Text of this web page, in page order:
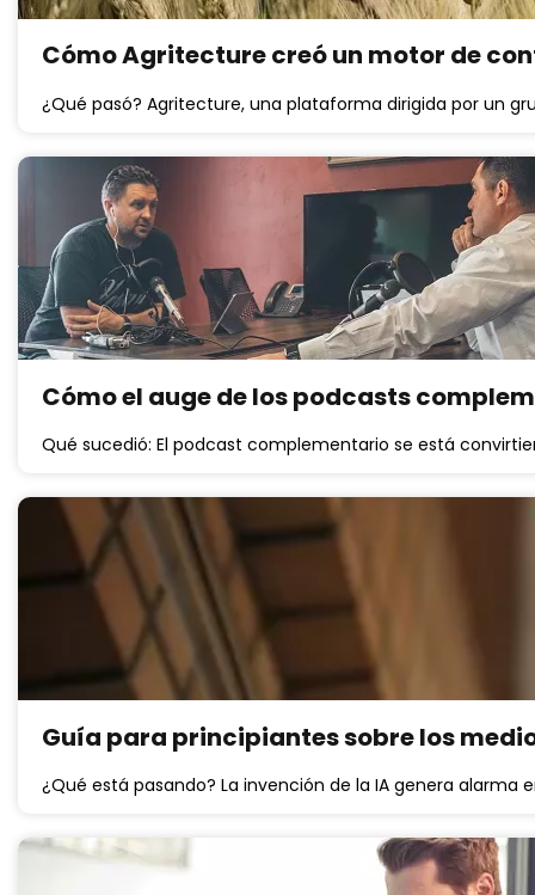
Cómo Agritecture creó un motor de
¿Qué pasó? Agritecture, una plataforma dirigida por un
Cómo el auge de los podcasts
Qué sucedió: El podcast complementario se está
Guía para principiantes sobre los
¿Qué está pasando? La invención de la IA genera alarma